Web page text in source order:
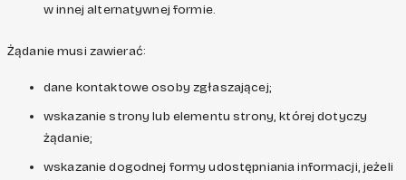
w innej alternatywnej formie.
Żądanie musi zawierać:
dane kontaktowe osoby zgłaszającej;
wskazanie strony lub elementu strony, której dotyczy
żądanie;
wskazanie dogodnej formy udostępniania informacji, jeżeli